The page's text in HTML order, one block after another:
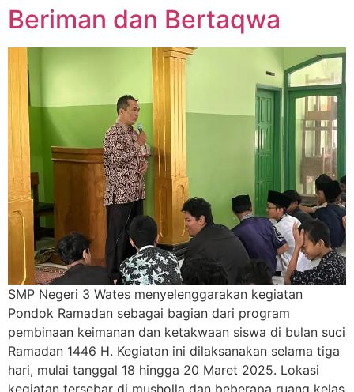
Beriman dan Bertaqwa
SMP Negeri 3 Wates menyelenggarakan kegiatan
Pondok Ramadan sebagai bagian dari program
pembinaan keimanan dan ketakwaan siswa di bulan suci
Ramadan 1446 H. Kegiatan ini dilaksanakan selama tiga
hari, mulai tanggal 18 hingga 20 Maret 2025. Lokasi